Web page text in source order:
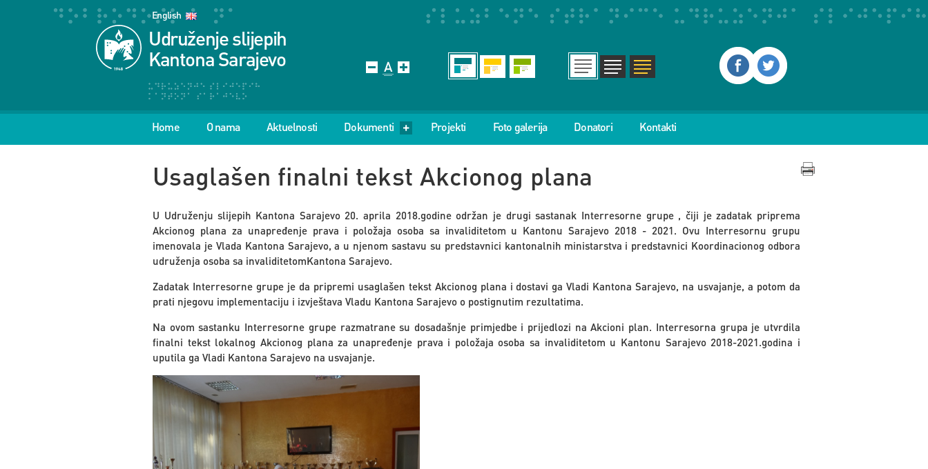
English
Udruženje slijepih
Kantona Sarajevo
Home O nama Aktuelnosti Dokumenti Projekti Foto galerija Donatori Kontakti
Usaglašen finalni tekst Akcionog plana
U Udruženju slijepih Kantona Sarajevo 20. aprila 2018.godine održan je drugi sastanak Interresorne grupe , čiji je zadatak priprema
Akcionog plana za unapređenje prava i položaja osoba sa invaliditetom u Kantonu Sarajevo 2018 - 2021. Ovu Interresornu grupu
imenovala je Vlada Kantona Sarajevo, a u njenom sastavu su predstavnici kantonalnih ministarstva i predstavnici Koordinacionog odbora
udruženja osoba sa invaliditetomKantona Sarajevo.
Zadatak Interresorne grupe je da pripremi usaglašen tekst Akcionog plana i dostavi ga Vladi Kantona Sarajevo, na usvajanje, a potom da
prati njegovu implementaciju i izvještava Vladu Kantona Sarajevo o postignutim rezultatima.
Na ovom sastanku Interresorne grupe razmatrane su dosadašnje primjedbe i prijedlozi na Akcioni plan. Interresorna grupa je utvrdila
finalni tekst lokalnog Akcionog plana za unapređenje prava i položaja osoba sa invaliditetom u Kantonu Sarajevo 2018-2021.godina i
uputila ga Vladi Kantona Sarajevo na usvajanje.